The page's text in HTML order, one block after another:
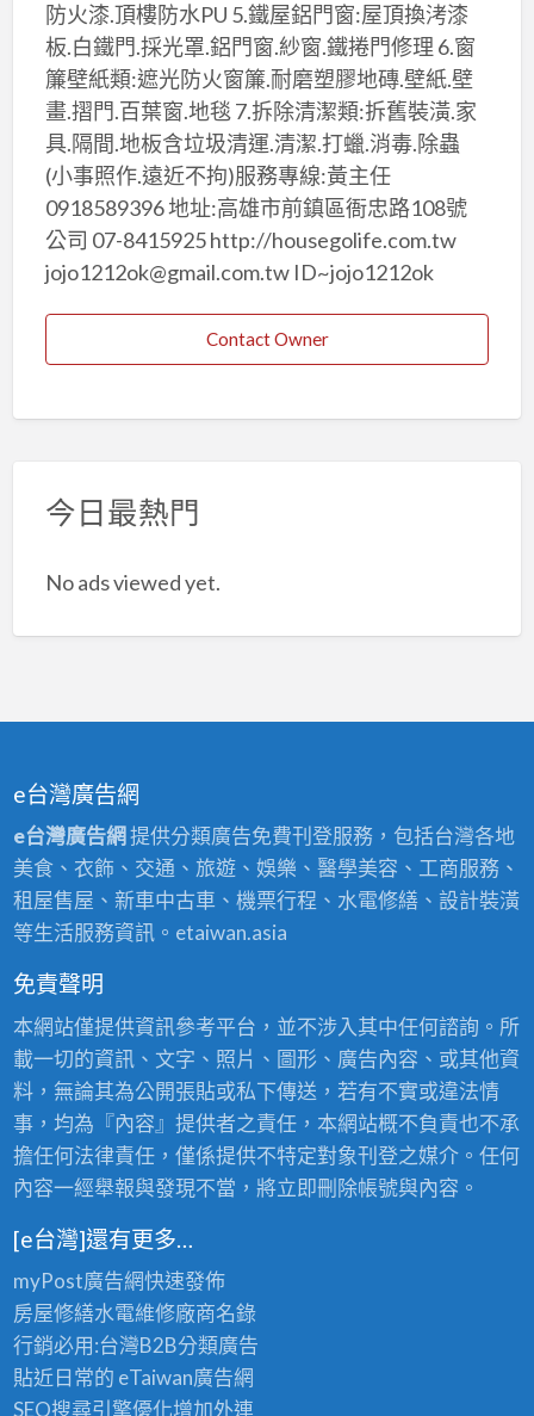
防火漆.頂樓防水PU 5.鐵屋鋁門窗:屋頂換洘漆
板.白鐵門.採光罩.鋁門窗.紗窗.鐵捲門修理 6.窗
簾壁紙類:遮光防火窗簾.耐磨塑膠地磚.壁紙.壁
畫.摺門.百葉窗.地毯 7.拆除清潔類:拆舊裝潢.家
具.隔間.地板含垃圾清運.清潔.打蠟.消毒.除蟲
(小事照作.遠近不拘)服務專線:黃主任
0918589396 地址:高雄市前鎮區衙忠路108號
公司 07-8415925 http://housegolife.com.tw
jojo1212ok@gmail.com.tw ID~jojo1212ok
Contact Owner
今日最熱門
No ads viewed yet.
e台灣廣告網
e台灣廣告網 提供分類廣告免費刊登服務，包括台灣各地
美食、衣飾、交通、旅遊、娛樂、醫學美容、工商服務、
租屋售屋、新車中古車、機票行程、水電修繕、設計裝潢
等生活服務資訊。etaiwan.asia
免責聲明
本網站僅提供資訊參考平台，並不涉入其中任何諮詢。所
載一切的資訊、文字、照片、圖形、廣告內容、或其他資
料，無論其為公開張貼或私下傳送，若有不實或違法情
事，均為『內容』提供者之責任，本網站概不負責也不承
擔任何法律責任，僅係提供不特定對象刊登之媒介。任何
內容一經舉報與發現不當，將立即刪除帳號與內容。
[e台灣]還有更多…
myPost廣告網快速發佈
房屋修繕水電維修廠商名錄
行銷必用:台灣B2B分類廣告
貼近日常的 eTaiwan廣告網
SEO搜尋引擎優化增加外連